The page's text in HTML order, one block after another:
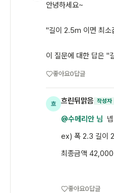
안녕하세요~
"길이 2.5m 이면 최
이 질문에 대한 답은
좋아요0답글
흐 흐린뒤맑음 작성자
@수메리안 님
ex) 폭 2.3 길이
최종금액
좋아요0답글